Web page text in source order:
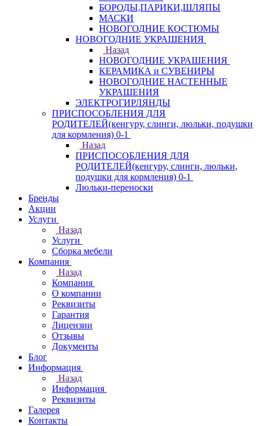
БОРОДЫ,ПАРИКИ,ШЛЯПЫ
МАСКИ
НОВОГОДНИЕ КОСТЮМЫ
НОВОГОДНИЕ УКРАШЕНИЯ
Назад
НОВОГОДНИЕ УКРАШЕНИЯ
КЕРАМИКА и СУВЕНИРЫ
НОВОГОДНИЕ НАСТЕННЫЕ
УКРАШЕНИЯ
ЭЛЕКТРОГИРЛЯНДЫ
ПРИСПОСОБЛЕНИЯ ДЛЯ
РОДИТЕЛЕЙ(кенгуру, слинги, люльки, подушки
для кормления) 0-1
Назад
ПРИСПОСОБЛЕНИЯ ДЛЯ
РОДИТЕЛЕЙ(кенгуру, слинги, люльки,
подушки для кормления) 0-1
Люльки-переноски
Бренды
Акции
Услуги
Назад
Услуги
Сборка мебели
Компания
Назад
Компания
О компании
Реквизиты
Гарантия
Лицензии
Отзывы
Документы
Блог
Информация
Назад
Информация
Реквизиты
Галерея
Контакты